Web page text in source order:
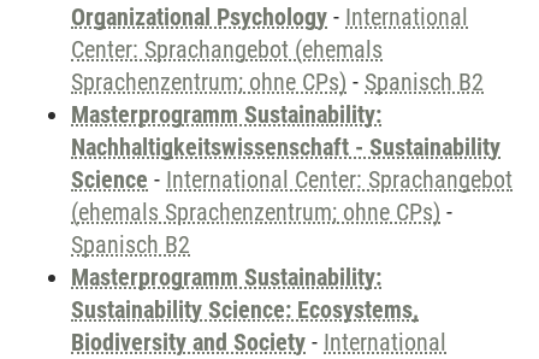
Organizational Psychology - International
Center: Sprachangebot (ehemals
Sprachenzentrum; ohne CPs) - Spanisch B2
Masterprogramm Sustainability:
Nachhaltigkeitswissenschaft - Sustainability
Science - International Center: Sprachangebot
(ehemals Sprachenzentrum; ohne CPs) -
Spanisch B2
Masterprogramm Sustainability:
Sustainability Science: Ecosystems,
Biodiversity and Society - International